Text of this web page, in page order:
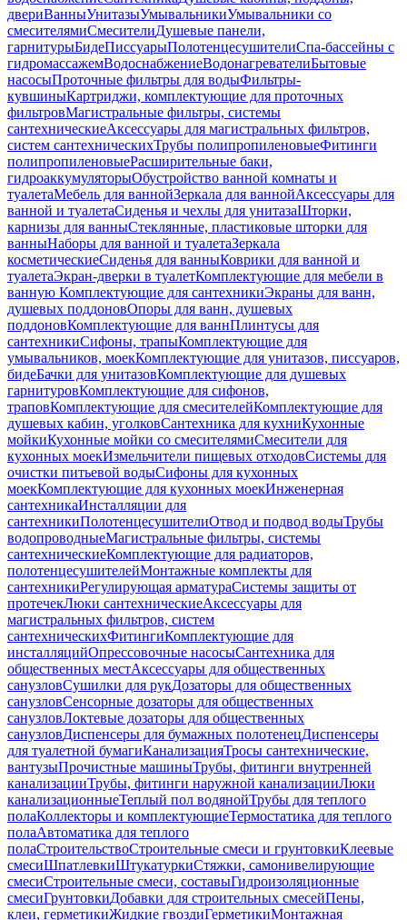
двериВанныУнитазыУмывальникиУмывальники со
смесителямиСмесителиДушевые панели,
гарнитурыБидеПиссуарыПолотенцесушителиСпа-бассейны с
гидромассажемВодоснабжениеВодонагревателиБытовые
насосыПроточные фильтры для водыФильтры-
кувшиныКартриджи, комплектующие для проточных
фильтровМагистральные фильтры, системы
сантехническиеАксессуары для магистральных фильтров,
систем сантехническихТрубы полипропиленовыеФитинги
полипропиленовыеРасширительные баки,
гидроаккумуляторыОбустройство ванной комнаты и
туалетаМебель для ваннойЗеркала для ваннойАксессуары для
ванной и туалетаСиденья и чехлы для унитазаШторки,
карнизы для ванныСтеклянные, пластиковые шторки для
ванныНаборы для ванной и туалетаЗеркала
косметическиеСиденья для ванныКоврики для ванной и
туалетаЭкран-дверки в туалетКомплектующие для мебели в
ванную Комплектующие для сантехникиЭкраны для ванн,
душевых поддоновОпоры для ванн, душевых
поддоновКомплектующие для ваннПлинтусы для
сантехникиСифоны, трапыКомплектующие для
умывальников, моекКомплектующие для унитазов, писсуаров,
бидеБачки для унитазовКомплектующие для душевых
гарнитуровКомплектующие для сифонов,
траповКомплектующие для смесителейКомплектующие для
душевых кабин, уголковСантехника для кухниКухонные
мойкиКухонные мойки со смесителямиСмесители для
кухонных моекИзмельчители пищевых отходовСистемы для
очистки питьевой водыСифоны для кухонных
моекКомплектующие для кухонных моекИнженерная
сантехникаИнсталляции для
сантехникиПолотенцесушителиОтвод и подвод водыТрубы
водопроводныеМагистральные фильтры, системы
сантехническиеКомплектующие для радиаторов,
полотенцесушителейМонтажные комплекты для
сантехникиРегулирующая арматураСистемы защиты от
протечекЛюки сантехническиеАксессуары для
магистральных фильтров, систем
сантехническихФитингиКомплектующие для
инсталляцийОпрессовочные насосыСантехника для
общественных местАксессуары для общественных
санузловСушилки для рукДозаторы для общественных
санузловСенсорные дозаторы для общественных
санузловЛоктевые дозаторы для общественных
санузловДиспенсеры для бумажных полотенецДиспенсеры
для туалетной бумагиКанализацияТросы сантехнические,
вантузыПрочистные машиныТрубы, фитинги внутренней
канализацииТрубы, фитинги наружной канализацииЛюки
канализационныеТеплый пол водянойТрубы для теплого
полаКоллекторы и комплектующиеТермостатика для теплого
полаАвтоматика для теплого
полаСтроительствоСтроительные смеси и грунтовкиКлеевые
смесиШпатлевкиШтукатуркиСтяжки, самонивелирующие
смесиСтроительные смеси, составыГидроизоляционные
смесиГрунтовкиДобавки для строительных смесейПены,
клеи, герметикиЖидкие гвоздиГерметикиМонтажная